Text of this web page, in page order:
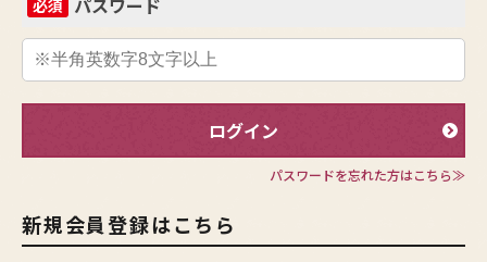
必須 パスワード
ログイン
パスワードを忘れた方はこちら≫
新規会員登録はこちら